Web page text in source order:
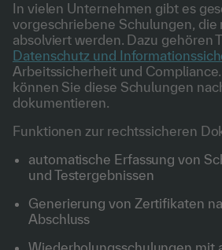
In vielen Unternehmen gibt es
vorgeschriebene Schulungen, die
absolviert werden. Dazu gehören
Datenschutz und
Arbeitssicherheit und
können Sie diese Schulungen
dokumentieren.
Funktionen zur rechtssicheren
automatische Erfassung von
und Testergebnissen
Generierung von Zertifikaten
Abschluss